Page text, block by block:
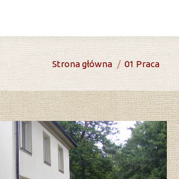
You are here:
Strona główna 01 Praca